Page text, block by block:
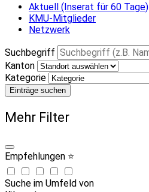
Aktuell (Inserat für 60 Tage)
KMU-Mitglieder
Netzwerk
Suchbegriff
Kanton
Kategorie
Einträge suchen
Mehr Filter
Empfehlungen ⭐
Suche im Umfeld von